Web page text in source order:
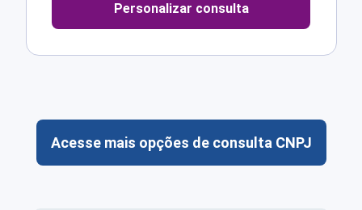
Personalizar consulta
Acesse mais opções de consulta CNPJ